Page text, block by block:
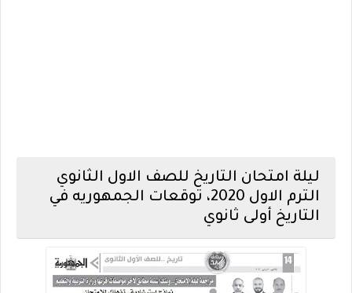
ليلة امتحان التاريخ للصف الاول الثانوي
الترم الاول 2020، توقعات الجمهوريه في
التاريخ أولى ثانوي